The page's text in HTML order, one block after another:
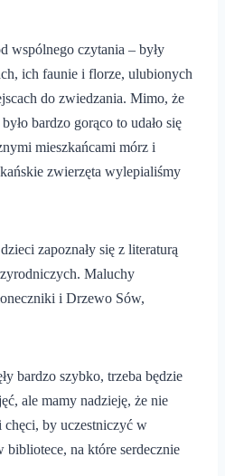
wspólnego czytania – były
ich faunie i florze, ulubionych
do zwiedzania. Mimo, że
bardzo gorąco to udało się
mieszkańcami mórz i
zwierzęta wylepialiśmy
zapoznały się z literaturą
Maluchy
i Drzewo Sów,
bardzo szybko, trzeba będzie
ale mamy nadzieję, że nie
chęci, by uczestniczyć w
na które serdecznie